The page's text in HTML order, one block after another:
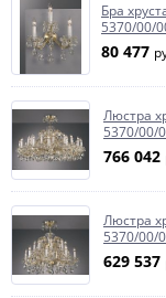
Бра
5370/00/
80 477
Люстра
5370/00/
766 042
Люстра
5370/00/
629 537